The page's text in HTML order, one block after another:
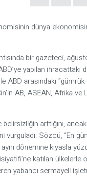
dünya
bir gazeteci,
yapılan ihracattaki
ABD arasındaki
AB, ASEAN, Afrika
arttığını,
Sözcü, “En
dönemine kıyasla
katılan
yabancı sermayeli